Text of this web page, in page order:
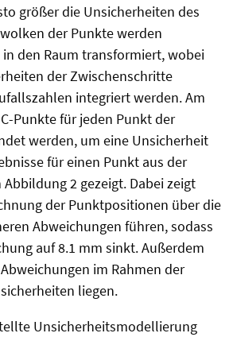
größer die Unsicherheiten des
der Punkte werden
den Raum transformiert, wobei
der Zwischenschritte
integriert werden. Am
Punkte für jeden Punkt der
werden, um eine Unsicherheit
für einen Punkt aus der
Abbildung2 gezeigt. Dabei zeigt
der Punktpositionen über die
Abweichungen führen, sodass
auf 8.1 mm sinkt. Außerdem
im Rahmen der
liegen.
Unsicherheitsmodellierung